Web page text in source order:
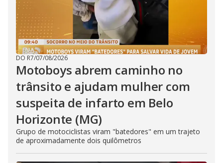
DO R7/07/08/2026
Motoboys abrem caminho no
trânsito e ajudam mulher com
suspeita de infarto em Belo
Horizonte (MG)
Grupo de motociclistas viram "batedores" em um trajeto
de aproximadamente dois quilômetros